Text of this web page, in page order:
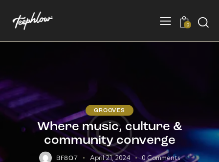
0
GROOVES
Where music, culture &
community converge
BF8Q7 April 21, 2024 0 Comments